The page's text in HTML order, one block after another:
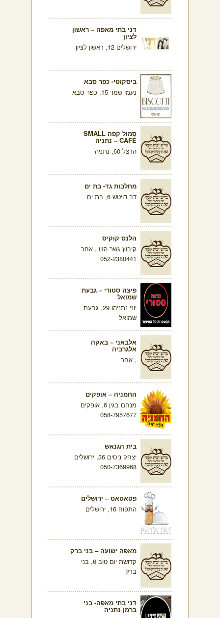
דני בתי מאפה – ראשון
לציון
ירושלים 12, ראשון לציון
ביסקוטי- כפר סבא
נעמי שמר 15, כפר סבא
סמול קפה SMALL
CAFÉ – נתניה
הרצל 60, נתניה
מחלבות גד- בת ים
דב דויטש 6, בת ים
הלנס קוקיס
קיבוץ גשר הזיו , אחר
052-2380441
פיצה סטורי – גבעת
שמואל
יוני נתניהו 29, גבעת
שמואל
אלבאני – באקה
אלגרביה
, אחר
החמניה – אופקים
מנחם בגין 6, אופקים
058-7957677
בית הגנאש
יצחק ניסים 36, ירושלים
050-7369968
פטאטאס – ירושלים
התפוח 16, ירושלים
מאפה ישועה – בני ברק
קדושת יום טוב 6, בני
ברק
דני בתי מאפה- בני
ברמן נתניה